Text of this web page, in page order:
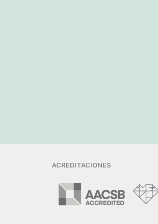
ACREDITACIONES